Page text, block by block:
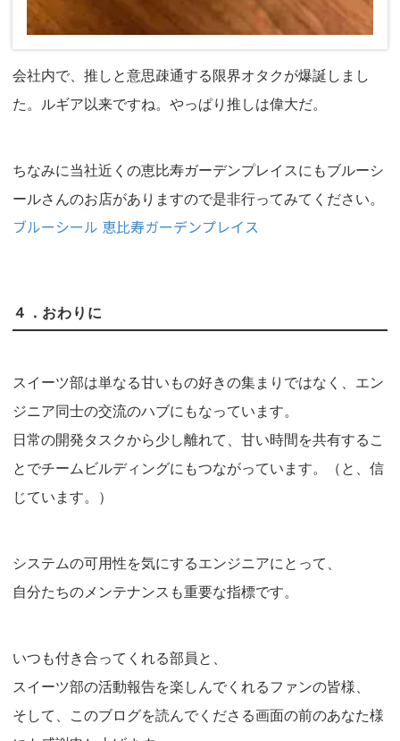
会社内で、推しと意思疎通する限界オタクが爆誕しまし
た。ルギア以来ですね。やっぱり推しは偉大だ。
ちなみに当社近くの恵比寿ガーデンプレイスにもブルーシ
ールさんのお店がありますので是非行ってみてください。
ブルーシール 恵比寿ガーデンプレイス
４．おわりに
スイーツ部は単なる甘いもの好きの集まりではなく、エン
ジニア同士の交流のハブにもなっています。
日常の開発タスクから少し離れて、甘い時間を共有するこ
とでチームビルディングにもつながっています。（と、信
じています。）
システムの可用性を気にするエンジニアにとって、
自分たちのメンテナンスも重要な指標です。
いつも付き合ってくれる部員と、
スイーツ部の活動報告を楽しんでくれるファンの皆様、
そして、このブログを読んでくださる画面の前のあなた様